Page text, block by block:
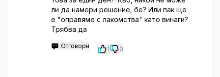
ли да намери решение, бе? Или пак ще
е "оправяме с лакомства" като винаги?
Трябва да
Отговори 1 0